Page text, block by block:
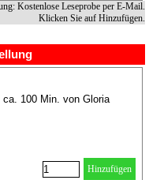
Kostenlose Leseprobe per E-Mail.
Klicken Sie auf Hinzufügen.
100 Min. von Gloria
Hinzufügen